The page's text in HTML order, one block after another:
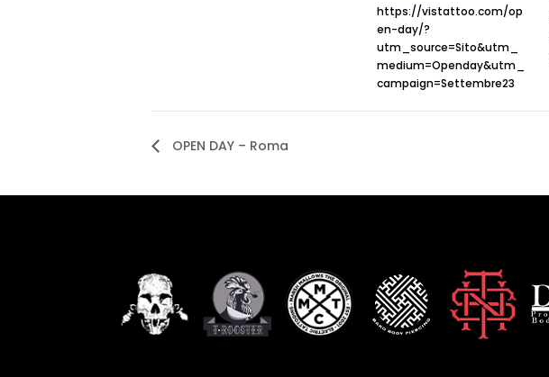
https://vistattoo.com/op
en-day/?
utm_source=Sito&utm_
medium=Openday&utm_
campaign=Settembre23
OPEN DAY – Roma